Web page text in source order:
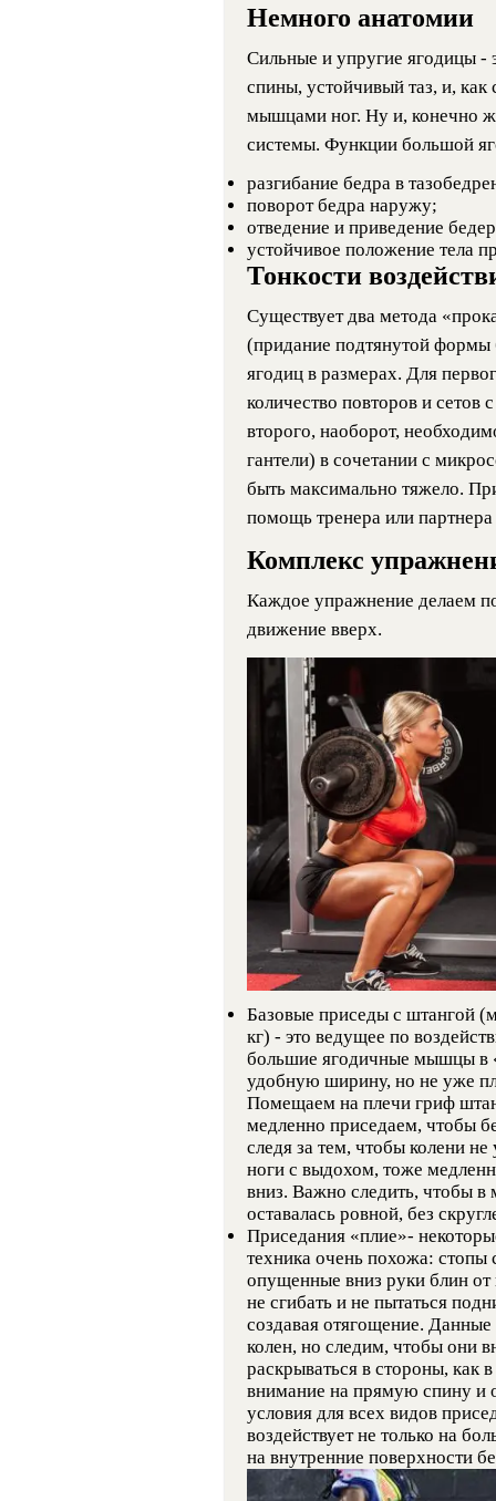
Немного анатомии
Сильные и упругие ягодицы -
спины, устойчивый таз, и, как
мышцами ног. Ну и, конечно
системы. Функции большой
разгибание бедра в
поворот бедра наружу;
отведение и приведение
устойчивое положение тела
Тонкости
Существует два метода
(придание подтянутой формы
ягодиц в размерах. Для
количество повторов и
второго, наоборот,
гантели) в сочетании с
быть максимально тяжело.
помощь тренера или партнера
Комплекс
Каждое упражнение делаем
движение вверх.
Базовые приседы с штангой
кг) - это ведущее по
большие ягодичные мышцы в
удобную ширину, но не уже
Помещаем на плечи гриф
медленно приседаем, чтобы
следя за тем, чтобы колени
ноги с выдохом, тоже
вниз. Важно следить, чтобы
оставалась ровной, без
Приседания «плие»-
техника очень похожа: стопы
опущенные вниз руки блин
не сгибать и не пытаться
создавая отягощение.
колен, но следим, чтобы они
раскрываться в стороны, как
внимание на прямую спину и
условия для всех видов
воздействует не только на
на внутренние поверхности